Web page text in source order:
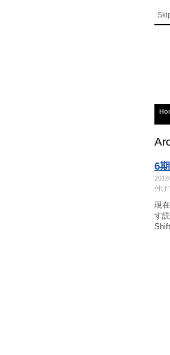
6
付け
現
す